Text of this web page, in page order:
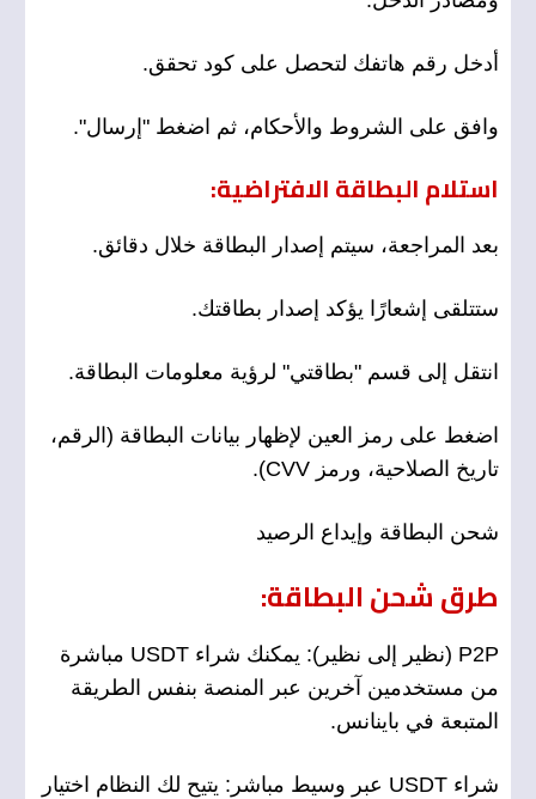
أدخل رقم هاتفك لتحصل على كود تحقق.
وافق على الشروط والأحكام، ثم اضغط "إرسال".
استلام البطاقة الافتراضية:
بعد المراجعة، سيتم إصدار البطاقة خلال دقائق.
ستتلقى إشعارًا يؤكد إصدار بطاقتك.
انتقل إلى قسم "بطاقتي" لرؤية معلومات البطاقة.
اضغط على رمز العين لإظهار بيانات البطاقة (الرقم،
تاريخ الصلاحية، ورمز CVV).
شحن البطاقة وإيداع الرصيد
طرق شحن البطاقة:
P2P (نظير إلى نظير): يمكنك شراء USDT مباشرة
من مستخدمين آخرين عبر المنصة بنفس الطريقة
المتبعة في باينانس.
شراء USDT عبر وسيط مباشر: يتيح لك النظام اختيار